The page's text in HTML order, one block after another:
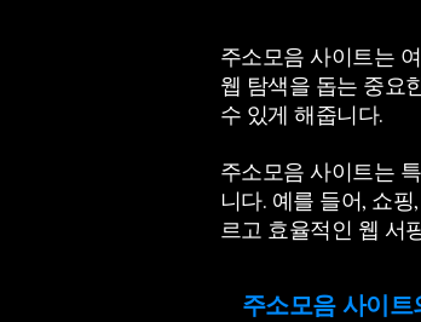
주소모음 사이트는
웹 탐색을 돕는 중요
수 있게 해줍니다.
주소모음 사이트는
니다. 예를 들어, 쇼
르고 효율적인 웹 서
주소모음 사이